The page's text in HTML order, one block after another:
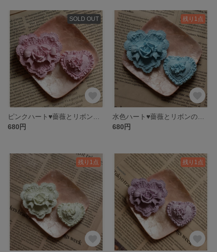
SOLD OUT
680円
残り1点
680円
残り1点 残り1点